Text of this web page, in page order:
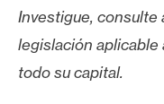
Investigue, consulte
legislación
todo su capital.